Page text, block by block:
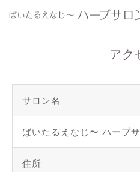
メニュー・料金
当サロンのハーブテン
アク
サロン名
ばいたるえなじ〜 ハーブ
住所